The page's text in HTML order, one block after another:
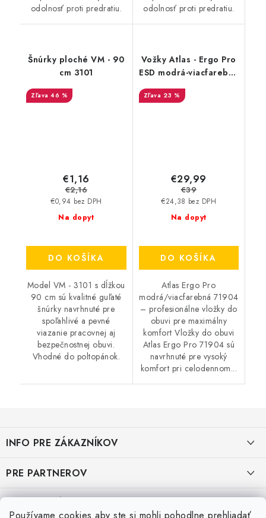
odolnosť proti predratiu.
odolnosť proti predratiu.
Šnúrky ploché VM - 90
cm 3101
46 %
Na dopyt
€0,94 bez DPH
€1,16
€2,16
DO KOŠÍKA
Model VM - 3101 s dĺžkou
90 cm sú kvalitné guľaté
šnúrky navrhnuté pre
spoľahlivé a pevné
viazanie pracovnej aj
bezpečnostnej obuvi.
Vhodné do poltopánok.
Vožky Atlas - Ergo Pro
ESD modrá-viacfarebná
44-46 71904
23 %
Na dopyt
€24,38 bez DPH
€29,99
€39
DO KOŠÍKA
Atlas Ergo Pro
modrá/viacfarebná 71904
– profesionálne vložky do
obuvi pre maximálny
komfort Vložky do obuvi
Atlas Ergo Pro 71904 sú
navrhnuté pre vysoký
komfort pri celodennom...
p
ä
i
INFO PRE ZÁKAZNÍKOV
OBCHODNÉ PODMIENKY
PRE PARTNEROV
KATALÓG OBUVI A OPP ČERVA